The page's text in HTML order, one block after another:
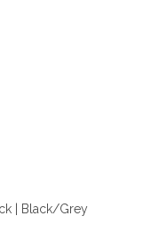
| Black/Grey